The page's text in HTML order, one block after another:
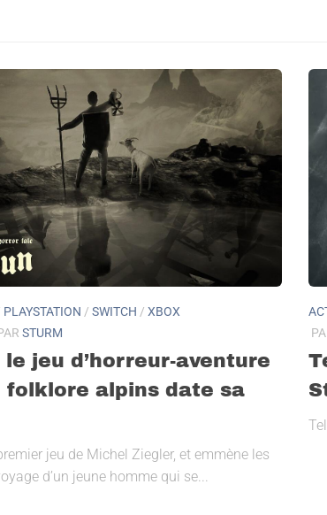
PLAYSTATION / SWITCH / XBOX
STURM
le jeu d’horreur-aventure
folklore alpins date sa
jeu de Michel Ziegler, et emmène les
d’un jeune homme qui se...